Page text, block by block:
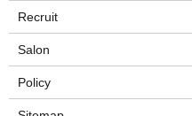
Recruit
Salon
Policy